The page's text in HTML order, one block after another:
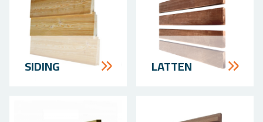
SI­DING LAT­TEN